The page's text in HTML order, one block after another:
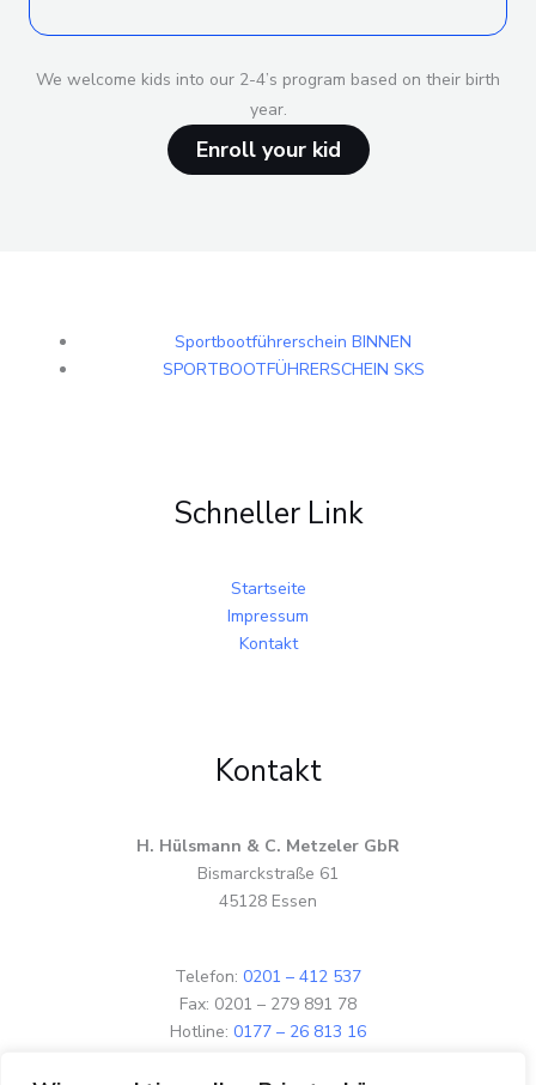
We welcome kids into our 2-4’s program based on their birth
year.
Enroll your kid
Sportbootführerschein BINNEN
SPORTBOOTFÜHRERSCHEIN SKS
Schneller Link
Startseite
Impressum
Kontakt
Kontakt
H. Hülsmann & C. Metzeler GbR
Bismarckstraße 61
45128 Essen
Telefon: 0201 – 412 537
Fax: 0201 – 279 891 78
Hotline: 0177 – 26 813 16